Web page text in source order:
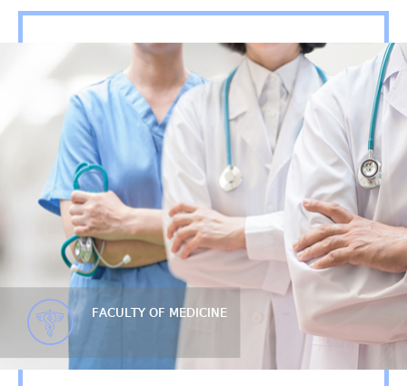
FACULTY OF MEDICINE